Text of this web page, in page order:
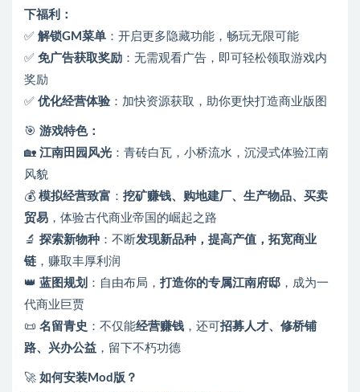
下福利：
✅ 解锁GM菜单 ：开启更多隐藏功能，畅玩无限可能
✅ 免广告获取奖励 ：无需观看广告，即可轻松领取游戏内
奖励
✅ 优化经营体验：加快资源获取，助你更快打造商业版图
🎯 游戏特色：
🏡 江南田园风光 ：青砖白瓦，小桥流水，沉浸式体验江南
风貌
💰 模拟经营致富 ： 挖矿赚钱、购地建厂、生产物品、买卖
贸易 ，体验古代商业帝国的崛起之路
🔬 探索新物种 ：不断发现新品种，提高产值，拓宽商业
链 ，赚取丰厚利润
👑 蓝图规划 ：自由布局， 打造你的专属江南府邸 ，成为一
代商业巨贾
📜 名留青史 ：不仅能经营赚钱 ，还可招募人才、修桥铺
路、兴办公益 ，留下不朽功德
🚀 如何安装Mod版？